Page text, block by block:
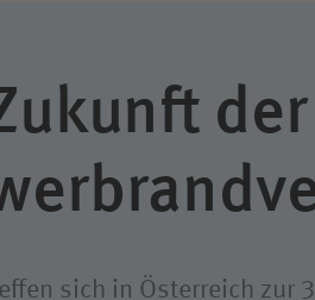
Unser
Therapie
Weitere
sich in Österreich zur